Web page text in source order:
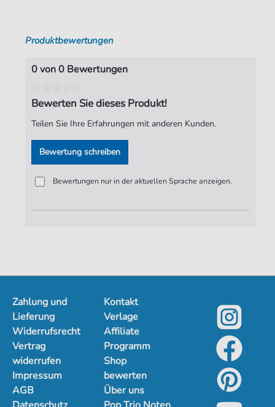
Produktbewertungen
0 von 0 Bewertungen
Bewerten Sie dieses Produkt!
Teilen Sie Ihre Erfahrungen mit anderen Kunden.
Bewertung schreiben
Bewertungen nur in der aktuellen Sprache anzeigen.
Zahlung und
Lieferung
Widerrufsrecht
Vertrag
widerrufen
Impressum
AGB
Kontakt
Verlage
Affiliate
Programm
Shop
bewerten
Über uns